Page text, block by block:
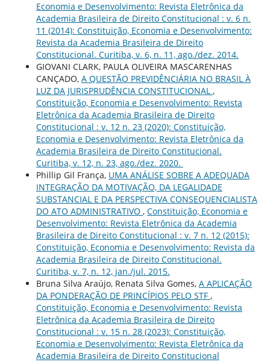
Economia e Desenvolvimento: Revista Eletrônica da
Academia Brasileira de Direito Constitucional : v. 6 n.
11 (2014): Constituição, Economia e Desenvolvimento:
Revista da Academia Brasileira de Direito
Constitucional. Curitiba, v. 6, n. 11, ago./dez. 2014.
GIOVANI CLARK, PAULA OLIVEIRA MASCARENHAS
CANÇADO, A QUESTÃO PREVIDÊNCIÁRIA NO BRASIL À
LUZ DA JURISPRUDÊNCIA CONSTITUCIONAL ,
Constituição, Economia e Desenvolvimento: Revista
Eletrônica da Academia Brasileira de Direito
Constitucional : v. 12 n. 23 (2020): Constituição,
Economia e Desenvolvimento: Revista Eletrônica da
Academia Brasileira de Direito Constitucional.
Curitiba, v. 12, n. 23, ago./dez. 2020.
Phillip Gil França, UMA ANÁLISE SOBRE A ADEQUADA
INTEGRAÇÃO DA MOTIVAÇÃO, DA LEGALIDADE
SUBSTANCIAL E DA PERSPECTIVA CONSEQUENCIALISTA
DO ATO ADMINISTRATIVO , Constituição, Economia e
Desenvolvimento: Revista Eletrônica da Academia
Brasileira de Direito Constitucional : v. 7 n. 12 (2015):
Constituição, Economia e Desenvolvimento: Revista da
Academia Brasileira de Direito Constitucional.
Curitiba, v. 7, n. 12, jan./jul. 2015.
Bruna Silva Araújo, Renata Silva Gomes, A APLICAÇÃO
DA PONDERAÇÃO DE PRINCÍPIOS PELO STF ,
Constituição, Economia e Desenvolvimento: Revista
Eletrônica da Academia Brasileira de Direito
Constitucional : v. 15 n. 28 (2023): Constituição,
Economia e Desenvolvimento: Revista Eletrônica da
Academia Brasileira de Direito Constitucional